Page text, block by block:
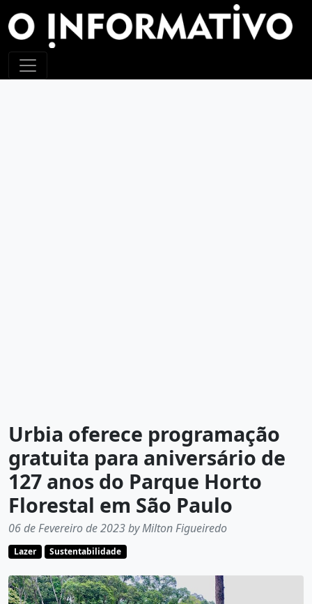
Urbia oferece programação
gratuita para aniversário de
127 anos do Parque Horto
Florestal em São Paulo
06 de Fevereiro de 2023 by Milton Figueiredo
Lazer Sustentabilidade